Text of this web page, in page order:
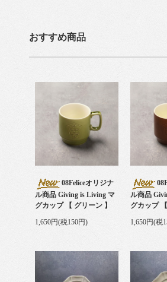
おすすめ商品
08Feliceオリジナ
ル商品 Giving is Living マ
グカップ 【 グリーン 】
1,650円(税150円)
ル商品
グカップ
1,650円(税